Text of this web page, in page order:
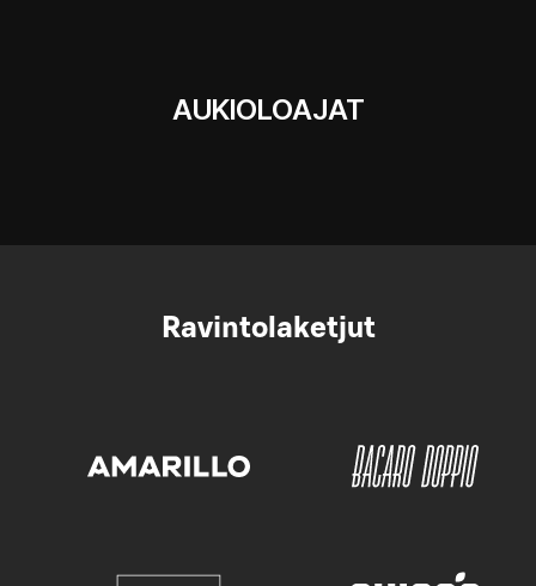
AUKIOLOAJAT
Ravintolaketjut